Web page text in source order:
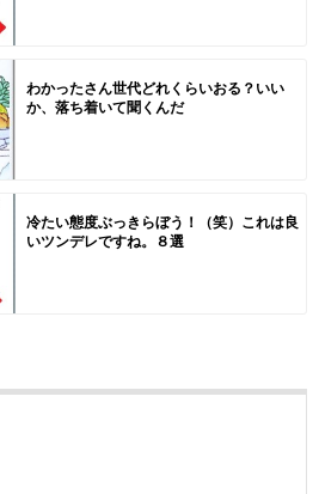
わかったさん世代どれくらいおる？いい
か、落ち着いて聞くんだ
冷たい態度ぶっきらぼう！（笑）これは良
いツンデレですね。８選